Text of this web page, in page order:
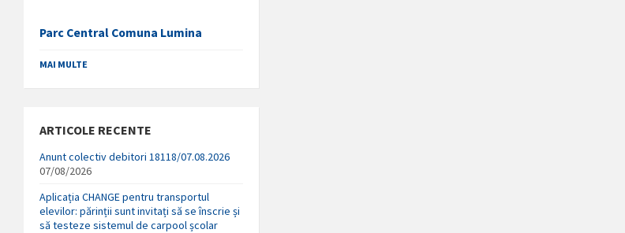
Parc Central Comuna Lumina
MAI MULTE
ARTICOLE RECENTE
Anunt colectiv debitori 18118/07.08.2026
07/08/2026
Aplicația CHANGE pentru transportul
elevilor: părinții sunt invitați să se înscrie și
să testeze sistemul de carpool școlar